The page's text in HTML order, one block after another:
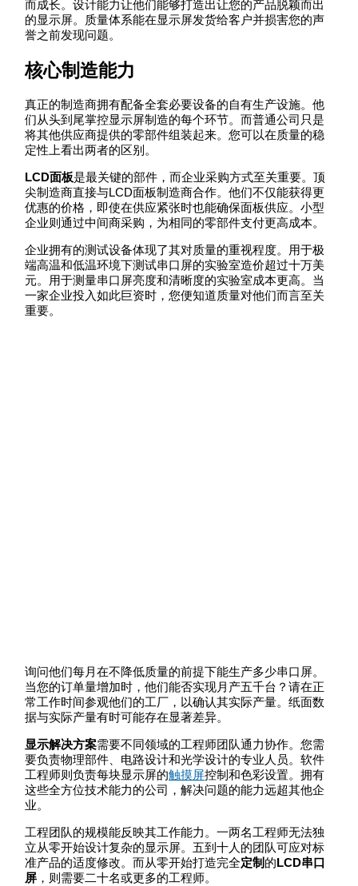
而成长。设计能力让他们能够打造出让您的产品脱颖而出
的显示屏。质量体系能在显示屏发货给客户并损害您的声
誉之前发现问题。
核心制造能力
真正的制造商拥有配备全套必要设备的自有生产设施。他
们从头到尾掌控显示屏制造的每个环节。而普通公司只是
将其他供应商提供的零部件组装起来。您可以在质量的稳
定性上看出两者的区别。
LCD面板是最关键的部件，而企业采购方式至关重要。顶
尖制造商直接与LCD面板制造商合作。他们不仅能获得更
优惠的价格，即使在供应紧张时也能确保面板供应。小型
企业则通过中间商采购，为相同的零部件支付更高成本。
企业拥有的测试设备体现了其对质量的重视程度。用于极
端高温和低温环境下测试串口屏的实验室造价超过十万美
元。用于测量串口屏亮度和清晰度的实验室成本更高。当
一家企业投入如此巨资时，您便知道质量对他们而言至关
重要。
询问他们每月在不降低质量的前提下能生产多少串口屏。
当您的订单量增加时，他们能否实现月产五千台？请在正
常工作时间参观他们的工厂，以确认其实际产量。纸面数
据与实际产量有时可能存在显著差异。
显示解决方案需要不同领域的工程师团队通力协作。您需
要负责物理部件、电路设计和光学设计的专业人员。软件
工程师则负责每块显示屏的触摸屏控制和色彩设置。拥有
这些全方位技术能力的公司，解决问题的能力远超其他企
业。
工程团队的规模能反映其工作能力。一两名工程师无法独
立从零开始设计复杂的显示屏。五到十人的团队可应对标
准产品的适度修改。而从零开始打造完全定制 的LCD串口
屏 ，则需要二十名或更多的工程师。